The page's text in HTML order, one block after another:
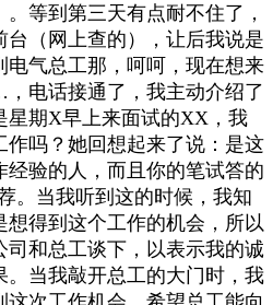
等到第三天有点耐不住了，
（网上查的），让后我说是
电气总工那，呵呵，现在想来
电话接通了，我主动介绍了
星期X早上来面试的XX，我
作吗？她回想起来了说：是这
验的人，而且你的笔试答的
。当我听到这的时候，我知
得到这个工作的机会，所以
司和总工谈下，以表示我的诚
。当我敲开总工的大门时，我